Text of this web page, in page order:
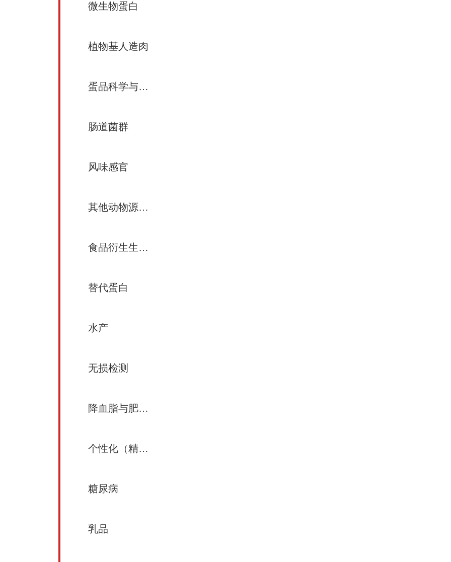
微生物蛋白
植物基人造肉
蛋品科学与加工
肠道菌群
风味感官
其他动物源食品
食品衍生生物活性成分
替代蛋白
水产
无损检测
降血脂与肥胖控制
个性化（精准）营养
糖尿病
乳品